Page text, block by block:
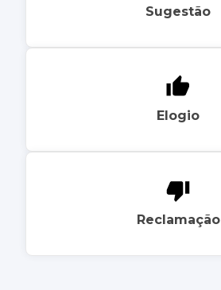
Sugestão
Elogio
Reclamação